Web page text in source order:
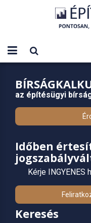
az építésügyi
Időben
Kérje INGYENES
Keresés